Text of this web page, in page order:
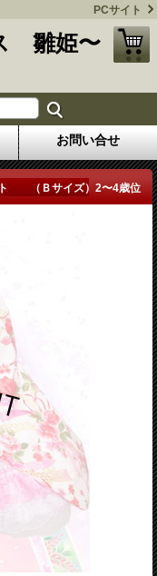
PCサイト
雛姫〜
お問い合せ
ト （Ｂサイズ）2〜4歳位